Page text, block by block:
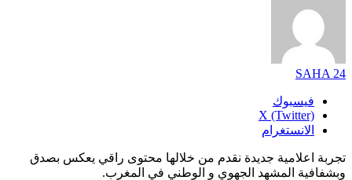
SAHA 24
فيسبوك
X (Twitter)
الانستغرام
تجربة اعلامية جديدة نقدم من خلالها محتوى راقي يعكس بصدق
وبشفافية المشهد الجهوي و الوطني في المغرب.